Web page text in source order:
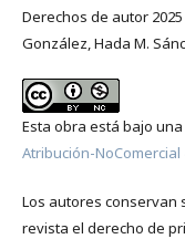
Derechos de autor
González, Hada M.
Esta obra está bajo
Atribución-NoComercial
Los autores conservan
revista el derecho de